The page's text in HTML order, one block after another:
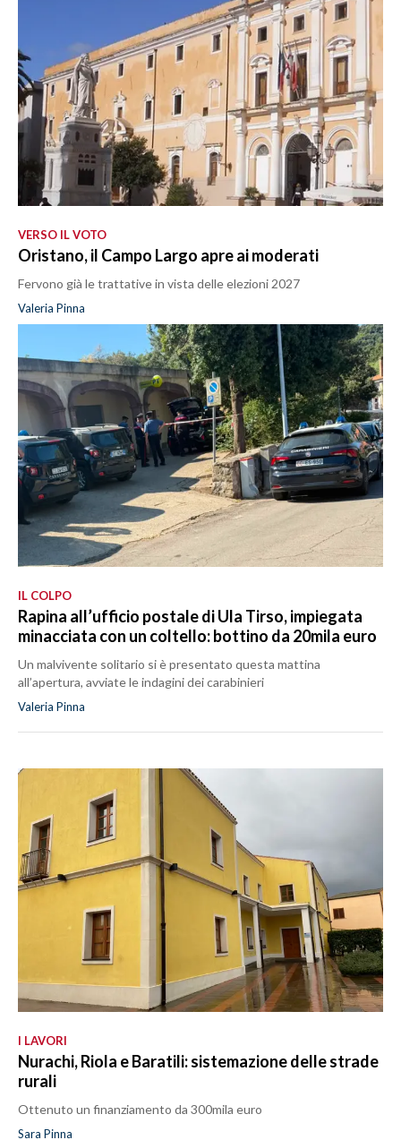
VERSO IL VOTO
Oristano, il Campo Largo apre ai moderati
Fervono già le trattative in vista delle elezioni 2027
Valeria Pinna
IL COLPO
Rapina all’ufficio postale di Ula Tirso, impiegata
minacciata con un coltello: bottino da 20mila euro
Un malvivente solitario si è presentato questa mattina
all’apertura, avviate le indagini dei carabinieri
Valeria Pinna
I LAVORI
Nurachi, Riola e Baratili: sistemazione delle strade
rurali
Ottenuto un finanziamento da 300mila euro
Sara Pinna